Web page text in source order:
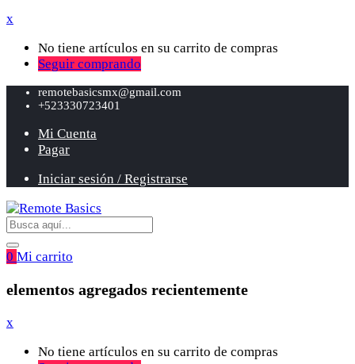
x
No tiene artículos en su carrito de compras
Seguir comprando
remotebasicsmx@gmail.com
+523330723401
Mi Cuenta
Pagar
Iniciar sesión / Registrarse
0 Mi carrito
elementos agregados recientemente
x
No tiene artículos en su carrito de compras